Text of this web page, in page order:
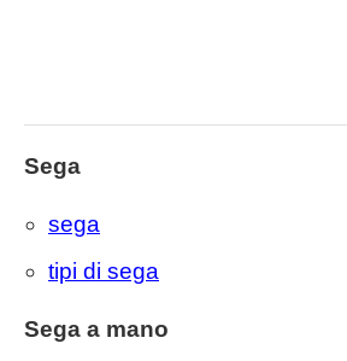
Sega
sega
tipi di sega
Sega a mano